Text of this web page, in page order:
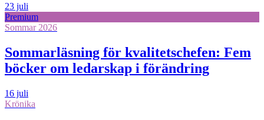
23 juli
Premium
Sommar 2026
Sommarläsning för kvalitetschefen: Fem
böcker om ledarskap i förändring
16 juli
Krönika